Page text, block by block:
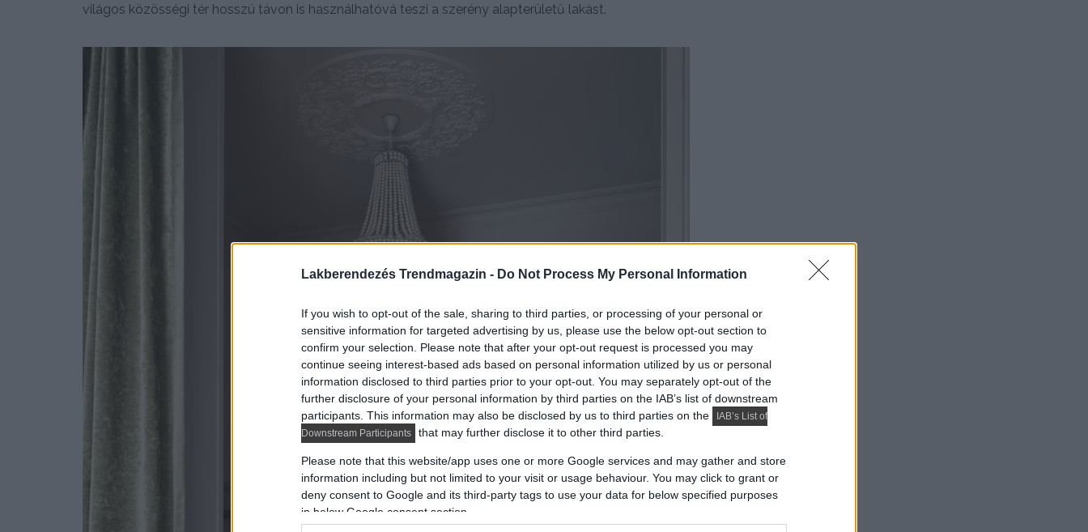
Lakberendezés Trendmagazin - Do Not Process My Personal Information
If you wish to opt-out of the sale, sharing to third parties, or processing of your personal or
sensitive information for targeted advertising by us, please use the below opt-out section to
confirm your selection. Please note that after your opt-out request is processed you may
continue seeing interest-based ads based on personal information utilized by us or personal
information disclosed to third parties prior to your opt-out. You may separately opt-out of the
further disclosure of your personal information by third parties on the IAB’s list of downstream
participants. This information may also be disclosed by us to third parties on the
IAB’s List of
Downstream Participants
that may further disclose it to other third parties.
Please note that this website/app uses one or more Google services and may gather and store
information including but not limited to your visit or usage behaviour. You may click to grant or
deny consent to Google and its third-party tags to use your data for below specified purposes
in below Google consent section.
világos közösségi tér hosszú távon is használhatóvá teszi a szerény alapterületű lakást.